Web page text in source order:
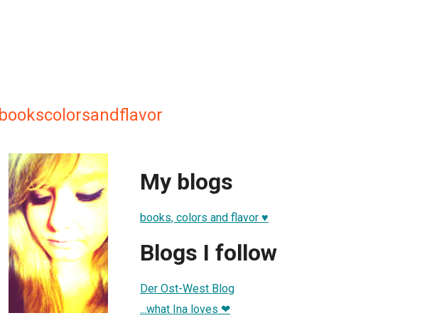
bookscolorsandflavor
My blogs
books, colors and flavor ♥
Blogs I follow
Der Ost-West Blog
...what Ina loves ❤